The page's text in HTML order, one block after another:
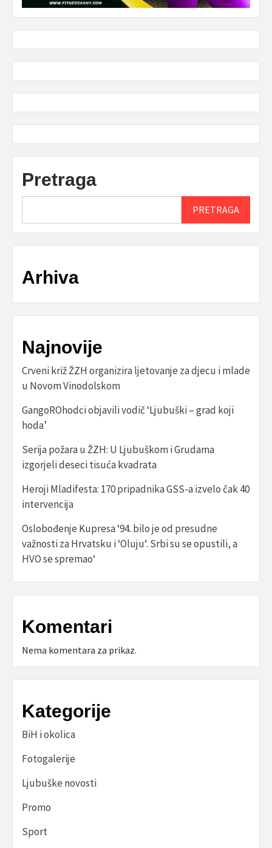
Pretraga
PRETRAGA
Arhiva
Najnovije
Crveni križ ŽZH organizira ljetovanje za djecu i mlade
u Novom Vinodolskom
GangoROhodci objavili vodič ‘Ljubuški – grad koji
hoda’
Serija požara u ŽZH: U Ljubuškom i Grudama
izgorjeli deseci tisuća kvadrata
Heroji Mladifesta: 170 pripadnika GSS-a izvelo čak 40
intervencija
Oslobođenje Kupresa ‘94. bilo je od presudne
važnosti za Hrvatsku i ‘Oluju‘. Srbi su se opustili, a
HVO se spremao‘
Komentari
Nema komentara za prikaz.
Kategorije
BiH i okolica
Fotogalerije
Ljubuške novosti
Promo
Sport